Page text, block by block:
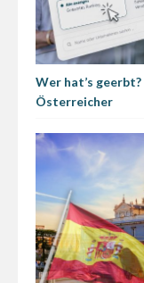
Wer hat’s
Österreicher